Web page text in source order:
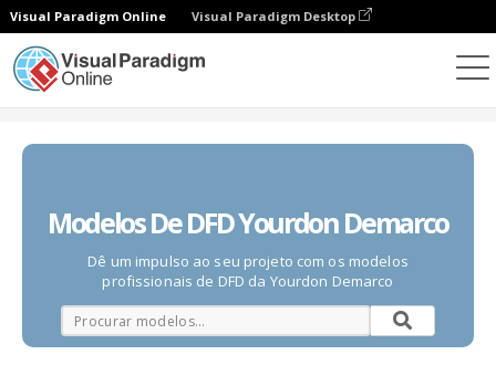
Visual Paradigm Online Visual Paradigm Desktop
Modelos De DFD Yourdon Demarco
Dê um impulso ao seu projeto com os modelos
profissionais de DFD da Yourdon Demarco